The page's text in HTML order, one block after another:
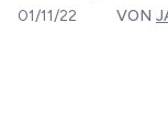
01/11/22 VON